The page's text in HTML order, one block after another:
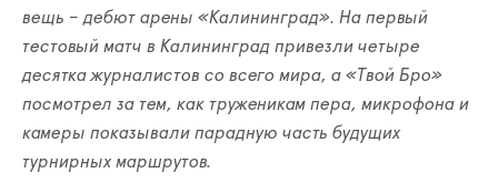
вещь – дебют арены «Калининград». На первый
тестовый матч в Калининград привезли четыре
десятка журналистов со всего мира, а «Твой Бро»
посмотрел за тем, как труженикам пера, микрофона и
камеры показывали парадную часть будущих
турнирных маршрутов.